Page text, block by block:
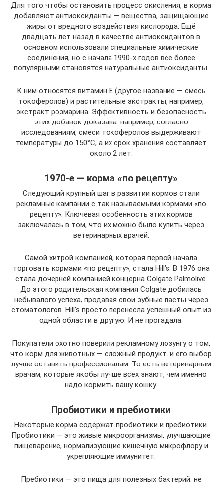
Для того чтобы остановить процесс окисления, в корма
добавляют антиоксиданты — вещества, защищающие
жиры от вредного воздействия кислорода. Ещё
двадцать лет назад в качестве антиоксидантов в
основном использовали специальные химические
соединения, но с начала 1990-х годов всё более
популярными становятся натуральные антиоксиданты.
К ним относятся витамин Е (другое название — смесь
токоферолов) и растительные экстракты, например,
экстракт розмарина. Эффективность и безопасность
этих добавок доказана: например, согласно
исследованиям, смеси токоферолов выдерживают
температуры до 150°C, а их срок хранения составляет
около 2 лет.
1970-е — корма «по рецепту»
Следующий крупный шаг в развитии кормов стали
рекламные кампании с так называемыми кормами «по
рецепту». Ключевая особенность этих кормов
заключалась в том, что их можно было купить через
ветеринарных врачей.
Самой хитрой компанией, которая первой начала
торговать кормами «по рецепту», стала Hill’s. В 1976 она
стала дочерней компанией концерна Colgate Palmolive.
До этого родительская компания Colgate добилась
небывалого успеха, продавая свои зубные пасты через
стоматологов. Hill’s просто перенесла успешный опыт из
одной области в другую. И не прогадала.
Покупатели охотно поверили рекламному лозунгу о том,
что корм для животных — сложный продукт, и его выбор
лучше оставить профессионалам. То есть ветеринарным
врачам, которые якобы лучше всех знают, чем именно
надо кормить вашу кошку.
Пробиотики и пребиотики
Некоторые корма содержат пробиотики и пребиотики.
Пробиотики — это живые микроорганизмы, улучшающие
пищеварение, нормализующие кишечную микрофлору и
укрепляющие иммунитет.
Пребиотики — это пища для полезных бактерий: не